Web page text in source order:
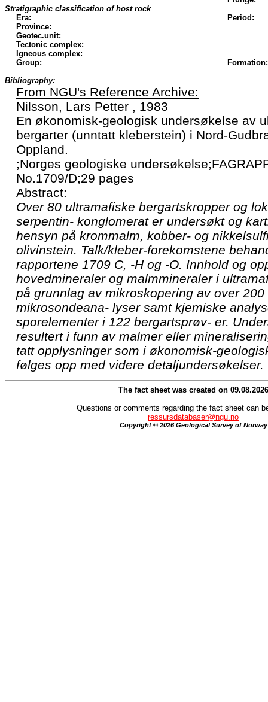
Stratigraphic classification of host rock
Era:
Period:
Province:
Geotec.unit:
Tectonic complex:
Igneous complex:
Group:
Formation:
Bibliography:
From NGU's Reference Archive:
Nilsson, Lars Petter , 1983
En økonomisk-geologisk undersøkelse av
bergarter (unntatt kleberstein) i Nord-
Oppland.
;Norges geologiske
No.1709/D;29 pages
Abstract:
Over 80 ultramafiske bergartskropper og
serpentin- konglomerat er undersøkt og
hensyn på krommalm, kobber- og
olivinstein. Talk/kleber-forekomstene
rapportene 1709 C, -H og -O. Innhold og
hovedmineraler og malmmineraler i
på grunnlag av mikroskopering av over 200
mikrosondeana- lyser samt kjemiske
sporelementer i 122 bergartsprøv- er.
resultert i funn av malmer eller
tatt opplysninger som i økonomisk-
følges opp med videre detaljundersøkelser.
The fact sheet was created on 09.08.2026
Questions or comments regarding the fact sheet can
ressursdatabaser@ngu.no
Copyright © 2026 Geological Survey of Norway